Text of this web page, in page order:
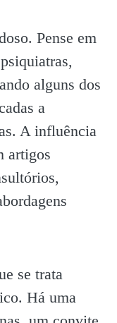
Pense em
alguns dos
a
A influência
artigos
se trata
Há uma